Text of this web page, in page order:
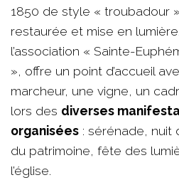
1850 de style « troubadour
restaurée et mise en
l’association « Sainte-
», offre un point d’accueil
marcheur, une vigne, un
lors des diverses
organisées : sérénade, nuit
du patrimoine, fête des
l’église.